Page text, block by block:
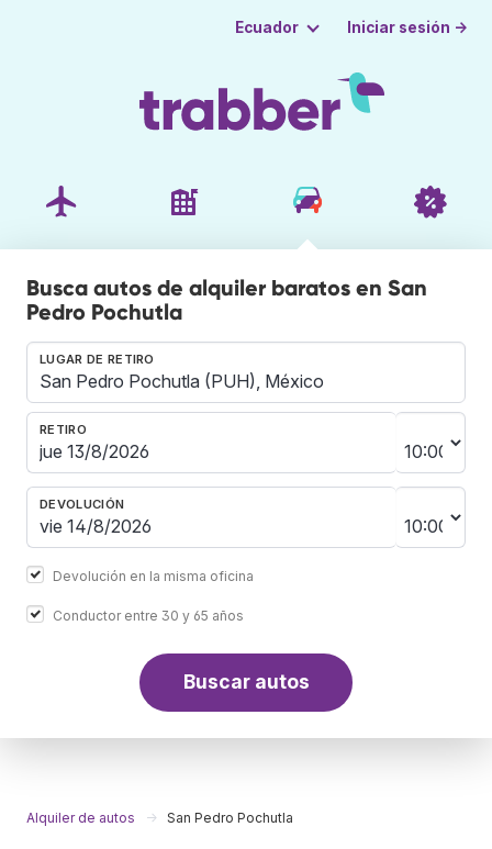
Ecuador Iniciar sesión →
Busca autos de alquiler baratos en San
Pedro Pochutla
LUGAR DE RETIRO
RETIRO
DEVOLUCIÓN
Devolución en la misma oficina
Conductor entre 30 y 65 años
Buscar autos
Alquiler de autos San Pedro Pochutla